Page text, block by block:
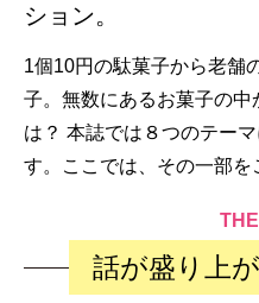
ション。
1個10円の駄菓子から老舗
子。無数にあるお菓子の中
は？ 本誌では８つのテー
す。ここでは、その一部を
話が盛り上